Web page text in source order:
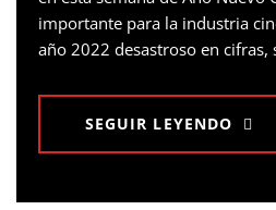
importante para la industria
año 2022 desastroso en cifras,
SEGUIR LEYENDO